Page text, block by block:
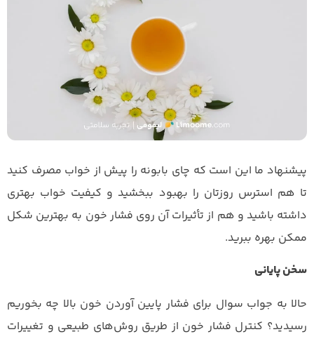
پیشنهاد ما این است که چای بابونه را پیش از خواب مصرف کنید
تا هم استرس روزتان را بهبود ببخشید و کیفیت خواب بهتری
داشته باشید و هم از تأثیرات آن روی فشار خون به بهترین شکل
ممکن بهره ببرید.
سخن پایانی
حالا به جواب سوال برای فشار پایین آوردن خون بالا چه بخوریم
رسیدید؟ کنترل فشار خون از طریق روش‌های طبیعی و تغییرات